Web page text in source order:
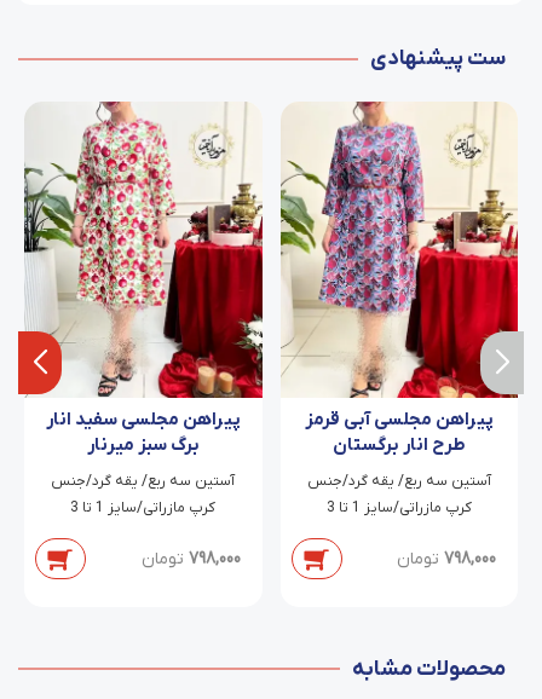
ست پیشنهادی
پیراهن مجلسی آبی قرمز
طرح انار برگستان
آستین سه ربع/ یقه گرد/جنس
کرپ مازراتی/سایز 1 تا 3
798,000 تومان
پیراهن مجلسی سفید انار
برگ سبز میرنار
آستین سه ربع/ یقه گرد/جنس
کرپ مازراتی/سایز 1 تا 3
798,000 تومان
محصولات مشابه